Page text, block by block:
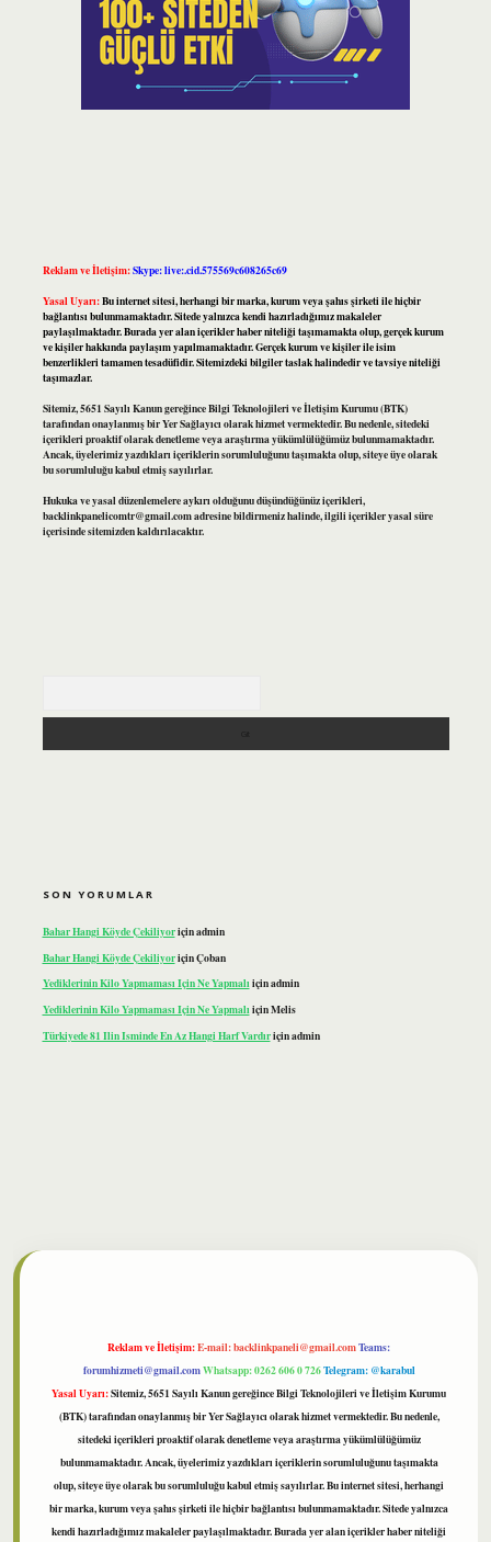
Reklam ve İletişim:Skype: live:.cid.575569c608265c69
Yasal Uyarı:Bu internet sitesi, herhangi bir marka, kurum veya şahıs şirketi ile hiçbir
bağlantısı bulunmamaktadır. Sitede yalnızca kendi hazırladığımız makaleler
paylaşılmaktadır. Burada yer alan içerikler haber niteliği taşımamakta olup, gerçek kurum
ve kişiler hakkında paylaşım yapılmamaktadır. Gerçek kurum ve kişiler ile isim
benzerlikleri tamamen tesadüfidir. Sitemizdeki bilgiler taslak halindedir ve tavsiye niteliği
taşımazlar.
Sitemiz, 5651 Sayılı Kanun gereğince Bilgi Teknolojileri ve İletişim Kurumu (BTK)
tarafından onaylanmış bir Yer Sağlayıcı olarak hizmet vermektedir. Bu nedenle, sitedeki
içerikleri proaktif olarak denetleme veya araştırma yükümlülüğümüz bulunmamaktadır.
Ancak, üyelerimiz yazdıkları içeriklerin sorumluluğunu taşımakta olup, siteye üye olarak
bu sorumluluğu kabul etmiş sayılırlar.
Hukuka ve yasal düzenlemelere aykırı olduğunu düşündüğünüz içerikleri,
backlinkpanelicomtr@gmail.comadresine bildirmeniz halinde, ilgili içerikler yasal süre
içerisinde sitemizden kaldırılacaktır.
SON YORUMLAR
Bahar Hangi Köyde Çekiliyoriçinadmin
Bahar Hangi Köyde ÇekiliyoriçinÇoban
Yediklerinin Kilo Yapmaması Için Ne Yapmalıiçinadmin
Yediklerinin Kilo Yapmaması Için Ne YapmalıiçinMelis
Türkiyede 81 Ilin Isminde En Az Hangi Harf Vardıriçinadmin
Reklam ve İletişim:E-mail:backlinkpaneli@gmail.comTeams:
forumhizmeti@gmail.comWhatsapp: 0262 606 0 726Telegram: @karabul
Yasal Uyarı:Sitemiz, 5651 Sayılı Kanun gereğince Bilgi Teknolojileri ve İletişim Kurumu
(BTK) tarafından onaylanmış bir Yer Sağlayıcı olarak hizmet vermektedir. Bu nedenle,
sitedeki içerikleri proaktif olarak denetleme veya araştırma yükümlülüğümüz
bulunmamaktadır. Ancak, üyelerimiz yazdıkları içeriklerin sorumluluğunu taşımakta
olup, siteye üye olarak bu sorumluluğu kabul etmiş sayılırlar. Bu internet sitesi, herhangi
bir marka, kurum veya şahıs şirketi ile hiçbir bağlantısı bulunmamaktadır. Sitede yalnızca
kendi hazırladığımız makaleler paylaşılmaktadır. Burada yer alan içerikler haber niteliği